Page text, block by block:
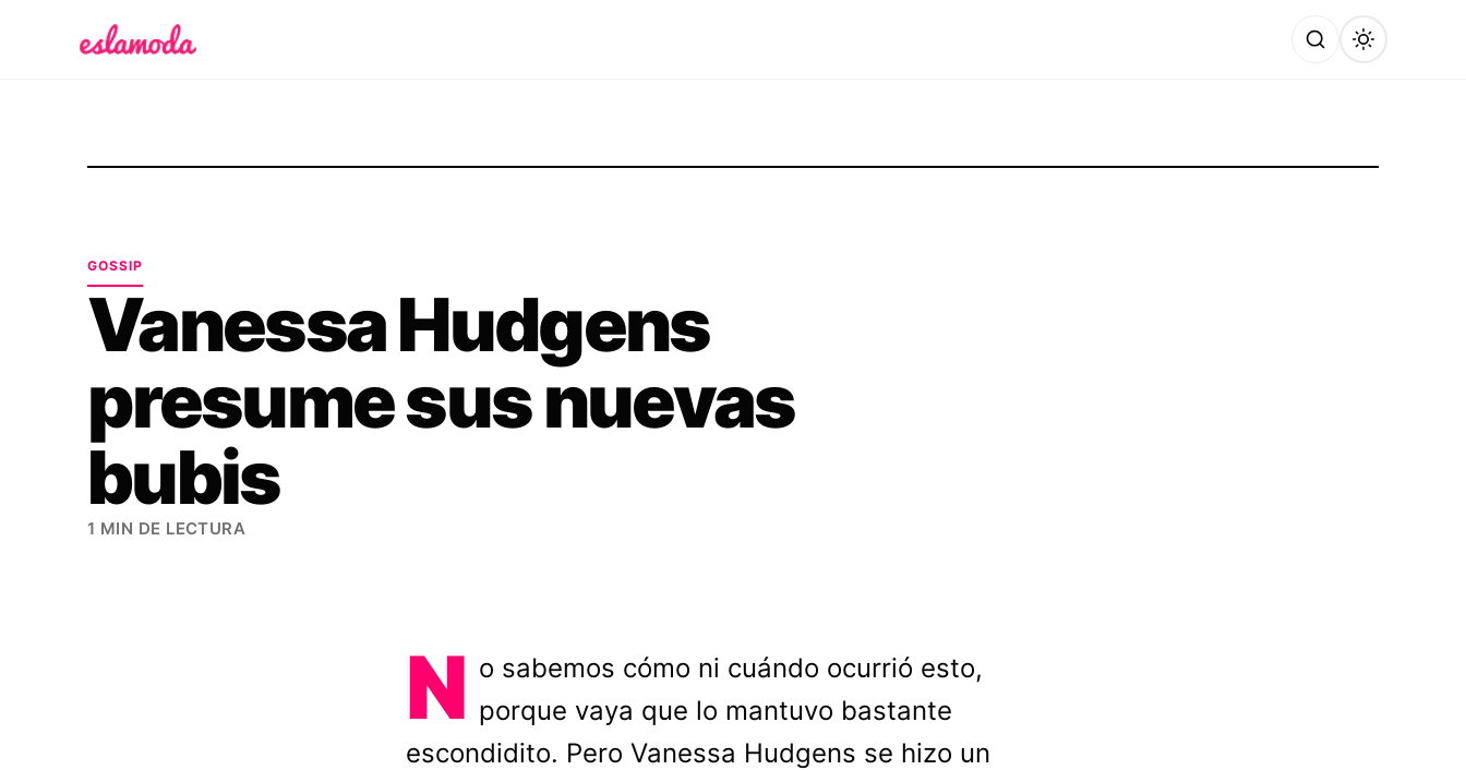
GOSSIP
Vanessa Hudgens
presume sus nuevas
bubis
1 MIN DE LECTURA
N o sabemos cómo ni cuándo ocurrió esto,
porque vaya que lo mantuvo bastante
escondidito. Pero Vanessa Hudgens se hizo un